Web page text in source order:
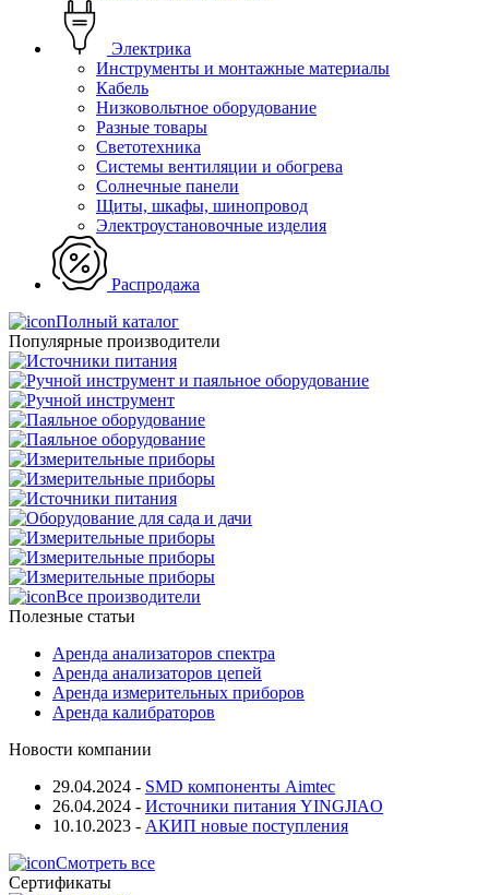
Электрика
Инструменты и монтажные материалы
Кабель
Низковольтное оборудование
Разные товары
Светотехника
Системы вентиляции и обогрева
Солнечные панели
Щиты, шкафы, шинопровод
Электроустановочные изделия
Распродажа
Полный каталог
Популярные производители
Все производители
Полезные статьи
Аренда анализаторов спектра
Аренда анализаторов цепей
Аренда измерительных приборов
Аренда калибраторов
Новости компании
29.04.2024 - SMD компоненты Aimtec
26.04.2024 - Источники питания YINGJIAO
10.10.2023 - АКИП новые поступления
Смотреть все
Сертификаты